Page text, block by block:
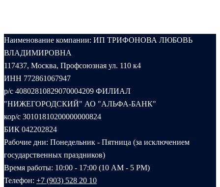
Наименование компании: ИП ТРИФОНОВА ЛЮБОВЬ
ВЛАДИМИРОВНА
117437, Москва, Профсоюзная ул. 110 к4
ИНН 772861067947
р/с 40802810829070004209 ФИЛИАЛ
"НИЖЕГОРОДСКИЙ" АО "АЛЬФА-БАНК"
кор/с 30101810200000000824
БИК 042202824
Рабочие дни: Понедельник - Пятница (за исключением
государственных праздников)
Время работы: 10:00 - 17:00 (10 AM - 5 PM)
Телефон: +7 (903) 528 20 10‬